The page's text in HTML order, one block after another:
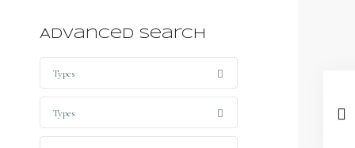
Advanced Search
Types
Types